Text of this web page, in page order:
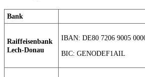
Bank
Raiffeisenbank
Lech-Donau
IBAN: DE80 7206 9005
BIC: GENODEF1AIL